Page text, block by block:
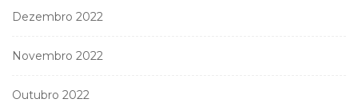
Dezembro 2022
Novembro 2022
Outubro 2022